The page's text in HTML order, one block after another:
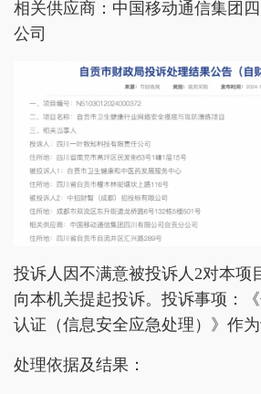
相关供应商：中国移动通信集团
公司
投诉人因不满意被投诉人2对本项
向本机关提起投诉。投诉事项：
认证（信息安全应急处理）》作为
处理依据及结果：